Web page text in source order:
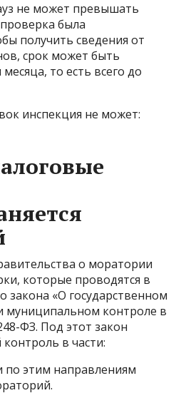
не может превышать
была
получить сведения от
срок может быть
то есть всего до
инспекция не может:
о моратории
которые проводятся в
закона «О государственном
муниципальном контроле в
ФЗ. Под этот закон
в части:
этим направлениям